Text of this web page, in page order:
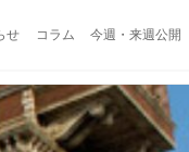
せ コラム 今週・来週公開